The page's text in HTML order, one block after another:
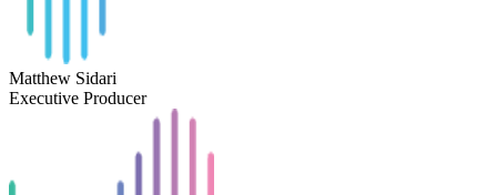
Matthew Sidari
Executive Producer